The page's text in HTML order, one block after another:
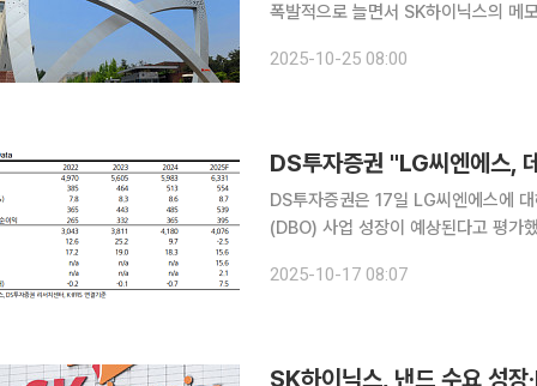
폭발적으로 늘면서 SK하이닉스의 메
함께 실적을 견인하는 ‘이중 성장축’
2025-10-25 08:00
DS투자증권 "LG씨엔에스,
DS투자증권은 17일 LG씨엔에스에
(DBO) 사업 성장이 예상된다고 평가
원, 같은 기간 영업이익은 13% 감소
2025-10-17 08:07